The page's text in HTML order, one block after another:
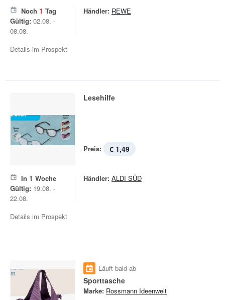
Noch 1 Tag
Gültig: 02.08. -
08.08.
Händler: REWE
Details im Prospekt
Lesehilfe
Preis: € 1,49
In 1 Woche
Gültig: 19.08. -
22.08.
Händler: ALDI SÜD
Details im Prospekt
Läuft bald ab
Sporttasche
Marke: Rossmann Ideenwelt